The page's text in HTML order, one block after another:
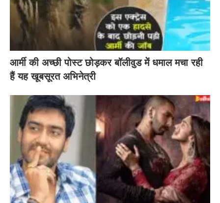
आर्मी की अच्छी पोस्ट छोड़कर बॉलीवुड में धमाल मचा रही
हैं यह खूबसूरत अभिनेत्री